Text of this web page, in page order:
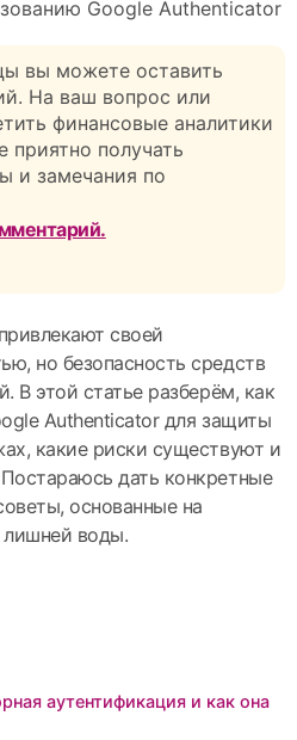
вы можете оставить
На ваш вопрос или
финансовые аналитики
получать
и замечания по
но безопасность средств
В этой статье разберём, как
Authenticator для защиты
какие риски существуют и
дать конкретные
основанные на
лишней воды.
аутентификация и как она